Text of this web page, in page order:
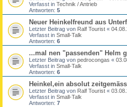
Verfasst in Technik / Antrieb
Antworten: 5
Neuer Heinkelfreund aus
Letzter Beitrag von Ralf Tourist «
Verfasst in Small-Talk
Antworten: 6
...mal nen "passenden" Helm
Letzter Beitrag von pedrocongas «
Verfasst in Small-Talk
Antworten: 6
Heinkel,ein absolut
Letzter Beitrag von Ralf Tourist «
Verfasst in Small-Talk
Antworten: 7